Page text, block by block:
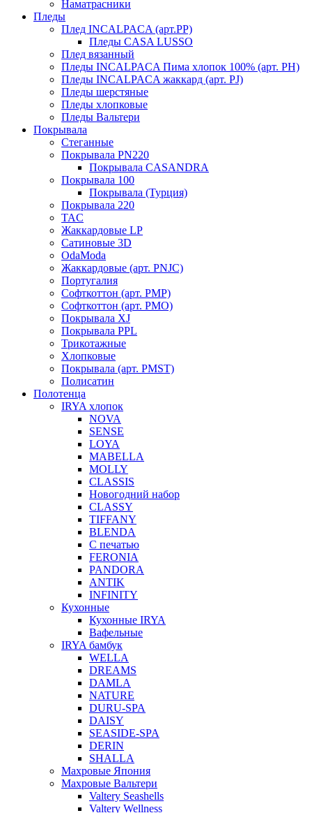
Наматрасники
Пледы
Плед INCALPACA (арт.PP)
Пледы CASA LUSSO
Плед вязанный
Пледы INCALPACA Пима хлопок 100% (арт. PH)
Пледы INCALPACA жаккард (арт. PJ)
Пледы шерстяные
Пледы хлопковые
Пледы Вальтери
Покрывала
Стеганные
Покрывала PN220
Покрывала CASANDRA
Покрывала 100
Покрывала (Турция)
Покрывала 220
TAC
Жаккардовые LP
Сатиновые 3D
OdaModa
Жаккардовые (арт. PNJC)
Португалия
Софткоттон (арт. PMP)
Софткоттон (арт. PMO)
Покрывала XJ
Покрывала PPL
Трикотажные
Хлопковые
Покрывала (арт. PMST)
Полисатин
Полотенца
IRYA хлопок
NOVA
SENSE
LOYA
MABELLA
MOLLY
CLASSIS
Новогодний набор
CLASSY
TIFFANY
BLENDA
С печатью
FERONIA
PANDORA
ANTIK
INFINITY
Кухонные
Кухонные IRYA
Вафельные
IRYA бамбук
WELLA
DREAMS
DAMLA
NATURE
DURU-SPA
DAISY
SEASIDE-SPA
DERIN
SHALLA
Махровые Япония
Махровые Вальтери
Valtery Seashells
Valtery Wellness